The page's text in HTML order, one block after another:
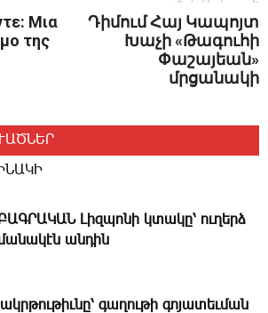
Μια
της
Դիմում Հայ Կապոյտ
Խաչի «Թագուհի
Փաշայեան»
մրցանակի
­Լիզպոնի կտակը՝ ուղերձ
անդին
գաղութի գոյատեւման